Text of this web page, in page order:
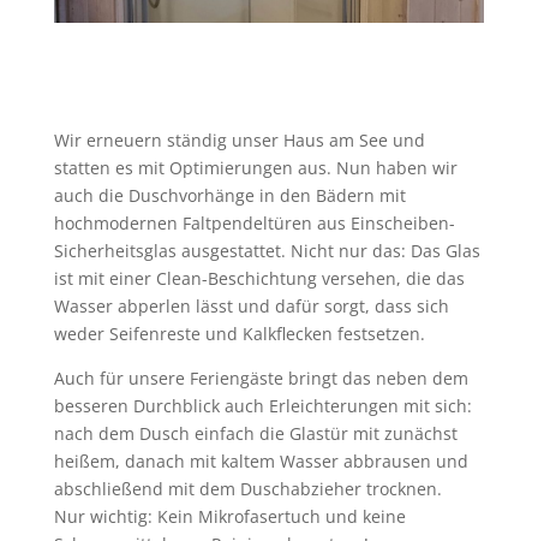
Wir erneuern ständig unser Haus am See und
statten es mit Optimierungen aus. Nun haben wir
auch die Duschvorhänge in den Bädern mit
hochmodernen Faltpendeltüren aus Einscheiben-
Sicherheitsglas ausgestattet. Nicht nur das: Das Glas
ist mit einer Clean-Beschichtung versehen, die das
Wasser abperlen lässt und dafür sorgt, dass sich
weder Seifenreste und Kalkflecken festsetzen.
Auch für unsere Feriengäste bringt das neben dem
besseren Durchblick auch Erleichterungen mit sich:
nach dem Dusch einfach die Glastür mit zunächst
heißem, danach mit kaltem Wasser abbrausen und
abschließend mit dem Duschabzieher trocknen.
Nur wichtig: Kein Mikrofasertuch und keine